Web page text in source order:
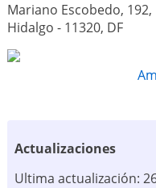
Mariano Escobedo,
Hidalgo - 11320, DF
Actualizaciones
Ultima actualización: